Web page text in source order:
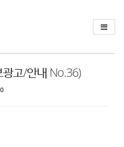
고/안내 No.36)
0
5